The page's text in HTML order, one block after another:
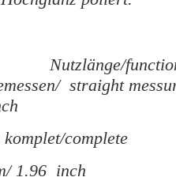
Nutzlänge/
straight
complete
1.96 inch